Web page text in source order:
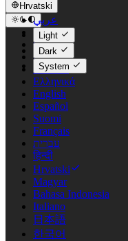
Hrvatski
عربي
Català
Čeština
Dansk
Deutsch
Ελληνικά
English
Español
Suomi
Français
עברית
हिन्दी
Hrvatski
Magyar
Bahasa Indonesia
Italiano
日本語
한국어
Light
Dark
System